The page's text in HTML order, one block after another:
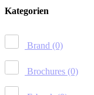
Kategorien
Brand (0)
Brochures (0)